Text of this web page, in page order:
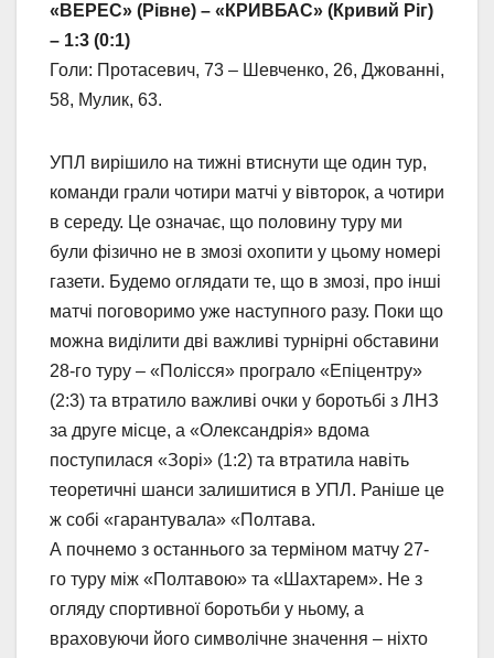
«ВЕРЕС» (Рівне) – «КРИВБАС» (Кривий Ріг)
– 1:3 (0:1)
Голи: Протасевич, 73 – Шевченко, 26, Джованні,
58, Мулик, 63.
УПЛ вирішило на тижні втиснути ще один тур,
команди грали чотири матчі у вівторок, а чотири
в середу. Це означає, що половину туру ми
були фізично не в змозі охопити у цьому номері
газети. Будемо оглядати те, що в змозі, про інші
матчі поговоримо уже наступного разу. Поки що
можна виділити дві важливі турнірні обставини
28-го туру – «Полісся» програло «Епіцентру»
(2:3) та втратило важливі очки у боротьбі з ЛНЗ
за друге місце, а «Олександрія» вдома
поступилася «Зорі» (1:2) та втратила навіть
теоретичні шанси залишитися в УПЛ. Раніше це
ж собі «гарантувала» «Полтава.
А почнемо з останнього за терміном матчу 27-
го туру між «Полтавою» та «Шахтарем». Не з
огляду спортивної боротьби у ньому, а
враховуючи його символічне значення – ніхто